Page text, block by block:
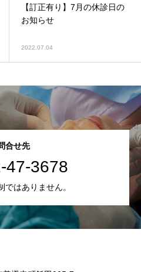
【訂正有り】7月の休診日の
お知らせ
2022.07.04
合せ先
47-3678
はありません。